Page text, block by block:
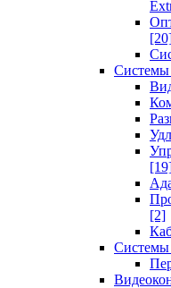
Системы
[2]
Системы